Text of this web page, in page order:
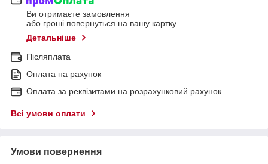
Ви отримаєте замовлення
або гроші повернуться на вашу картку
Детальніше
Післяплата
Оплата на рахунок
Оплата за реквізитами на розрахунковий рахунок
Всі умови оплати
Умови повернення